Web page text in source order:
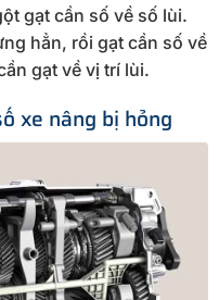
gạt cần số về số lùi.
hẳn, rồi gạt cần số về
gạt về vị trí lùi.
xe nâng bị hỏng